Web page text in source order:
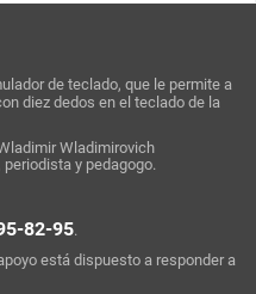
de teclado, que le permite a
diez dedos en el teclado de la
Wladimirovich
y pedagogo.
82-95.
está dispuesto a responder a